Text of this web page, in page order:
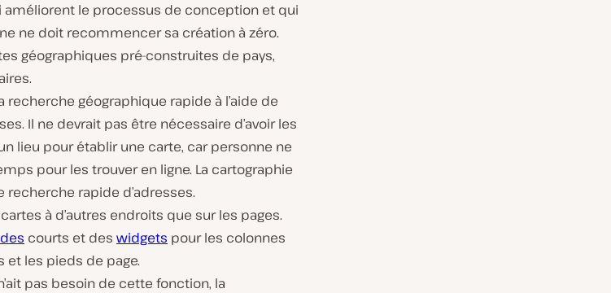
améliorent le processus de conception et qui
ne doit recommencer sa création à zéro.
géographiques pré-construites de pays,
recherche géographique rapide à l’aide de
Il ne devrait pas être nécessaire d’avoir les
lieu pour établir une carte, car personne ne
pour les trouver en ligne. La cartographie
rapide d’adresses.
à d’autres endroits que sur les pages.
courts et des widgets pour les colonnes
et les pieds de page.
pas besoin de cette fonction, la